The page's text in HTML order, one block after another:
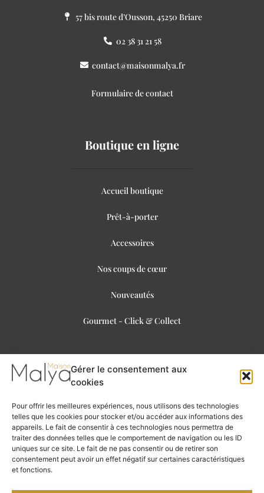
Gérer le consentement aux
cookies
Pour offrir les meilleures expériences, nous utilisons des technologies
telles que les cookies pour stocker et/ou accéder aux informations des
appareils. Le fait de consentir à ces technologies nous permettra de
traiter des données telles que le comportement de navigation ou les ID
uniques sur ce site. Le fait de ne pas consentir ou de retirer son
consentement peut avoir un effet négatif sur certaines caractéristiques
et fonctions.
57 bis route d’Ousson, 45250 Briare
02 38 31 21 58
contact@maisonmalya.fr
Formulaire de contact
Boutique en ligne
Accueil boutique
Prêt-à-porter
Accessoires
Nos coups de cœur
Nouveautés
Gourmet - Click & Collect
Informations légales
Mentions légales
Politique de confidentialité